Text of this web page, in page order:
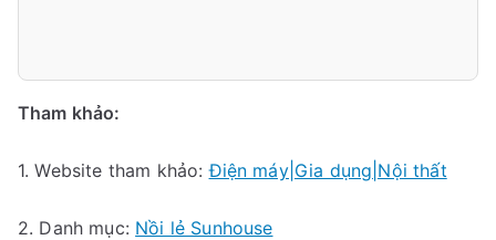
Tham khảo:
1. Website tham khảo:Điện máy|Gia dụng|Nội thất
2. Danh mục: Nồi lẻ Sunhouse